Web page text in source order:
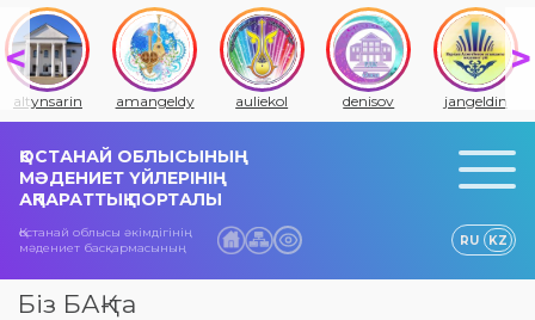
altynsarin amangeldy auliekol denisov jangeldin
ҚОСТАНАЙ ОБЛЫСЫНЫҢ
МӘДЕНИЕТ ҮЙЛЕРІНІҢ
АҚПАРАТТЫҚ ПОРТАЛЫ
Қостанай облысы әкімдігінің
мәдениет басқармасының
RU KZ
Біз БАҚ-та